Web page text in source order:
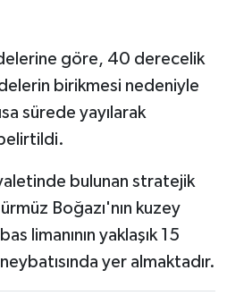
göre, 40 derecelik
birikmesi nedeniyle
sürede yayılarak
bulunan stratejik
Boğazı'nın kuzey
limanının yaklaşık 15
yer almaktadır.